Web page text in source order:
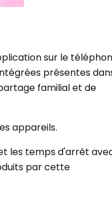
sur le
présentes
familial et de
appareils.
les temps d'arrêt
par cette